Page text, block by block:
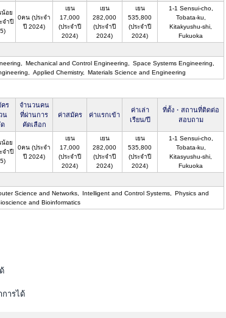
อย
จำปี
0คน (ประจำ
ปี 2024)
เยน
17,000
(ประจำปี
2024)
เยน
282,000
(ประจำปี
2024)
เยน
535,800
(ประจำปี
2024)
1-1 Sensui-cho,
Tobata-ku,
Kitakyushu-shi,
Fukuoka
Mechanical and Control Engineering
Space Systems Engineering
Applied Chemistry Materials Science and Engineering
ร
น
จำนวนคน
ที่ผ่านการ
คัดเลือก
ค่าสมัคร ค่าแรกเข้า
ค่าเล่า
เรียน/ปี
ที่ตั้ง・สถานที่ติดต่อ
สอบถาม
อย
จำปี
0คน (ประจำ
ปี 2024)
เยน
17,000
(ประจำปี
2024)
เยน
282,000
(ประจำปี
2024)
เยน
535,800
(ประจำปี
2024)
1-1 Sensui-cho,
Tobata-ku,
Kitasyushu-shi,
Fukuoka
Science and Networks Intelligent and Control Systems
Physics and
and Bioinformatics
ารได้